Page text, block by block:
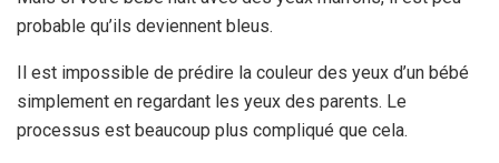
probable qu’ils deviennent bleus.
Il est impossible de prédire la couleur des yeux d’un bébé
simplement en regardant les yeux des parents. Le
processus est beaucoup plus compliqué que cela.